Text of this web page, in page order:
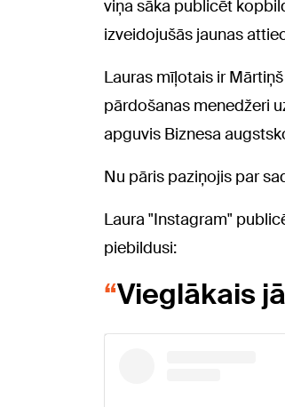
viņa sāka publicēt
izveidojušās jaunas
Lauras mīļotais ir
pārdošanas menedžeri
apguvis Biznesa
Nu pāris paziņojis par
Laura "Instagram"
piebildusi:
Vieglākais